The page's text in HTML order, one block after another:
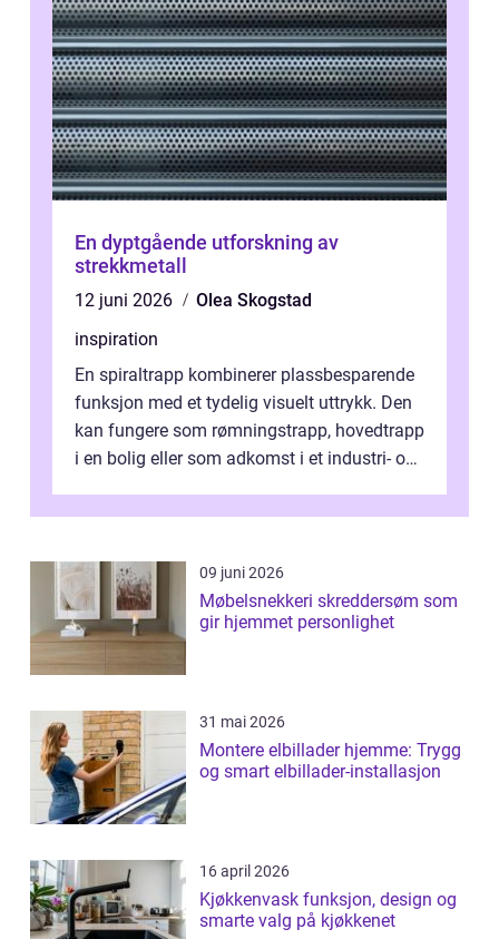
En dyptgående utforskning av
strekkmetall
12 juni 2026
Olea Skogstad
inspiration
En spiraltrapp kombinerer plassbesparende
funksjon med et tydelig visuelt uttrykk. Den
kan fungere som rømningstrapp, hovedtrapp
i en bolig eller som adkomst i et industri- og
09 juni 2026
Møbelsnekkeri skreddersøm som
gir hjemmet personlighet
31 mai 2026
Montere elbillader hjemme: Trygg
og smart elbillader-installasjon
16 april 2026
Kjøkkenvask funksjon, design og
smarte valg på kjøkkenet